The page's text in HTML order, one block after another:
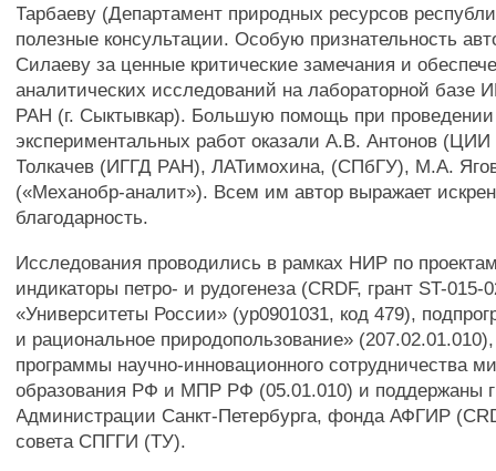
Тарбаеву (Департамент природных ресурсов
полезные консультации. Особую признательность
Силаеву за ценные критические замечания и
аналитических исследований на лабораторной
РАН (г. Сыктывкар). Большую помощь при проведении
экспериментальных работ оказали А.В. Антонов
Толкачев (ИГГД РАН), ЛАТимохина, (СПбГУ), М.А.
(«Механобр-аналит»). Всем им автор выражает
благодарность.
Исследования проводились в рамках НИР по
индикаторы петро- и рудогенеза (CRDF, грант ST-
«Университеты России» (ур0901031, код 479),
и рациональное природопользование»
программы научно-инновационного сотрудничества
образования РФ и МПР РФ (05.01.010) и поддержаны
Администрации Санкт-Петербурга, фонда АФГИР
совета СПГГИ (ТУ).